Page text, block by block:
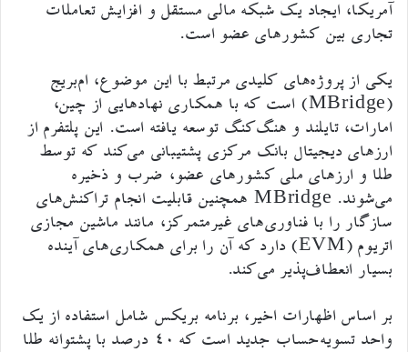
آمریکا، ایجاد یک شبکه مالی مستقل و افزایش تعاملات
تجاری بین کشورهای عضو است.
یکی از پروژه‌های کلیدی مرتبط با این موضوع، ام‌بریج
(mBridge) است که با همکاری نهادهایی از چین،
امارات، تایلند و هنگ‌کنگ توسعه یافته است. این پلتفرم از
ارزهای دیجیتال بانک مرکزی پشتیبانی می‌کند که توسط
طلا و ارزهای ملی کشورهای عضو، ضرب و ذخیره
می‌شوند. MBridge همچنین قابلیت انجام تراکنش‌های
سازگار را با فناوری‌های غیرمتمرکز، مانند ماشین مجازی
اتریوم (EVM) دارد که آن را برای همکاری‌های آینده
بسیار انعطاف‌پذیر می‌کند.
بر اساس اظهارات اخیر، برنامه بریکس شامل استفاده از یک
واحد تسویه‌حساب جدید است که ۴۰ درصد با پشتوانه طلا